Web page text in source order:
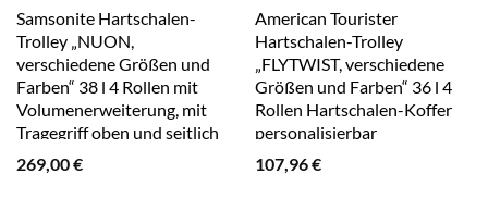
Samsonite Hartschalen-
Trolley „NUON,
verschiedene Größen und
Farben“ 38 l 4 Rollen mit
Volumenerweiterung, mit
Tragegriff oben und seitlich
matt silber
269,00€
American Tourister
Hartschalen-Trolley
„FLYTWIST, verschiedene
Größen und Farben“ 36 l 4
Rollen Hartschalen-Koffer
personalisierbar
Volumenerweiterung
botanic grün
107,96€